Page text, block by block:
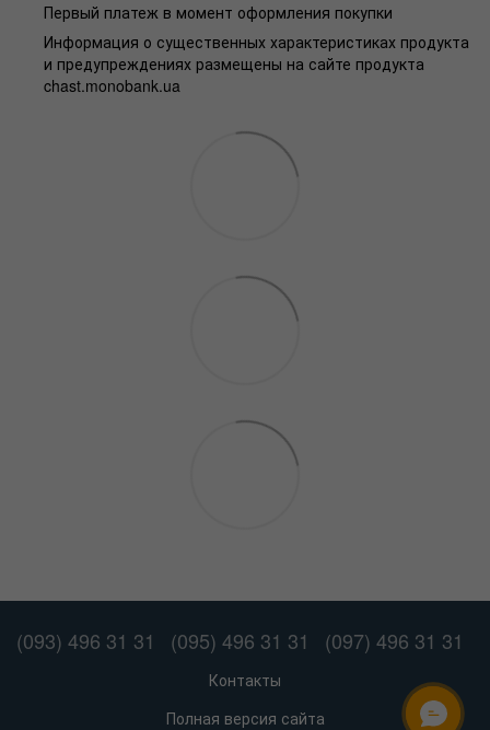
Первый платеж в момент оформления покупки
Информация о существенных характеристиках продукта
и предупреждениях размещены на сайте продукта
chast.monobank.ua
(093) 496 31 31 (095) 496 31 31 (097) 496 31 31
Контакты
Полная версия сайта
ОНЛАЙН ЧАТ